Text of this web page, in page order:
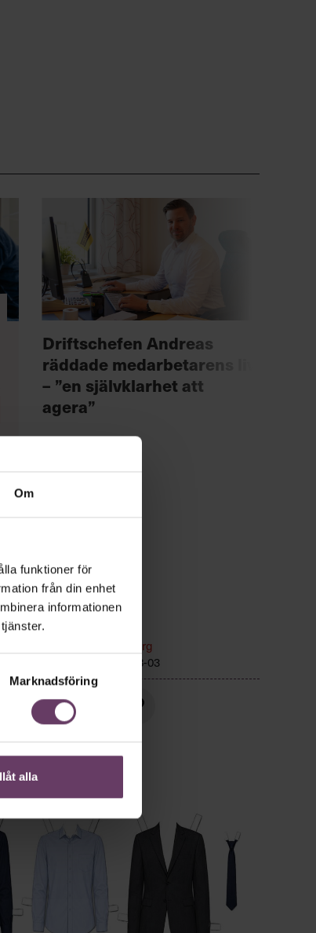
Om
funktioner för
från din enhet
informationen
Marknadsföring
alla
Driftschefen Andreas
räddade medarbetarens liv
– ”en självklarhet att
agera”
Ledarskap
Fredrik Kullberg
2026-08-03